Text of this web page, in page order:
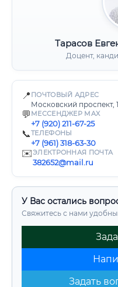
Тарасов
Доцент,
📍 ПОЧТОВЫЙ АДРЕС
Московский проспект,
💬 МЕССЕНДЖЕР MAX
+7 (920) 211-67-25
📞ТЕЛЕФОНЫ
+7 (961) 318-63-30
✉️ЭЛЕКТРОННАЯ ПОЧТА
382652@mail.ru
У Вас остались
Свяжитесь с нами
Задать